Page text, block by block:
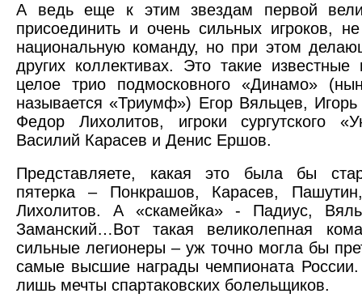
А ведь еще к этим звездам первой
присоединить и очень сильных игроков,
национальную команду, но при этом
других коллективах. Это такие известные
целое трио подмосковного «Динамо»
называется «Триумф») Егор Вяльцев,
Федор Лихолитов, игроки сургутского
Василий Карасев и Денис Ершов.
Представляете, какая это была бы
пятерка – Понкрашов, Карасев,
Лихолитов. А «скамейка» - Падиус,
Заманский…Вот такая великолепная
сильные легионеры – уж точно могла бы
самые высшие награды чемпионата
лишь мечты спартаковских болельщиков.